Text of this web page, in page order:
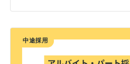
中途採用